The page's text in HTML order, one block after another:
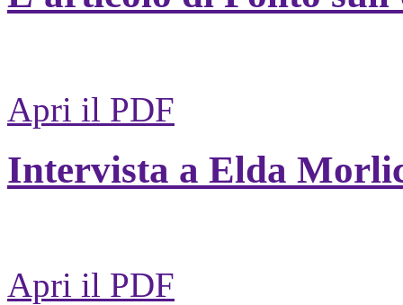
Apri il PDF
Intervista a Elda
Apri il PDF